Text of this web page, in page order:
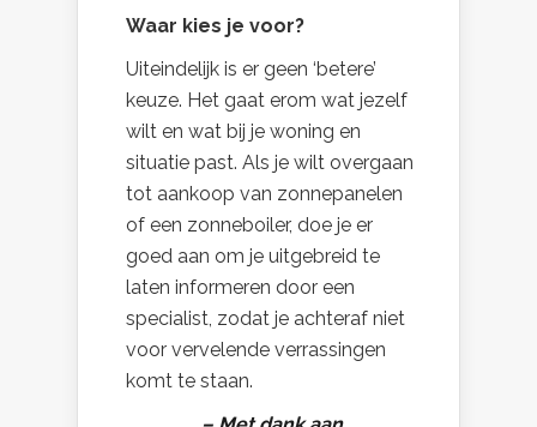
Waar kies je voor?
Uiteindelijk is er geen ‘betere’
keuze. Het gaat erom wat jezelf
wilt en wat bij je woning en
situatie past. Als je wilt overgaan
tot aankoop van zonnepanelen
of een zonneboiler, doe je er
goed aan om je uitgebreid te
laten informeren door een
specialist, zodat je achteraf niet
voor vervelende verrassingen
komt te staan.